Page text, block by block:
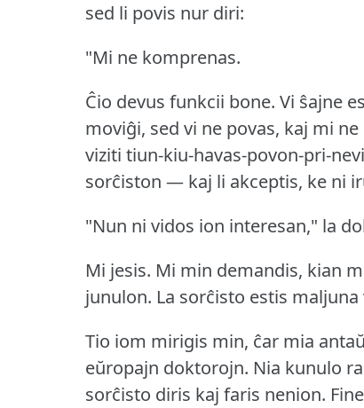
sed li povis nur diri:
"Mi ne komprenas.
Ĉio devus funkcii bone. Vi ŝajne
moviĝi, sed vi ne povas, kaj mi
viziti tiun-kiu-havas-povon-pri-
sorĉiston — kaj li akceptis, ke ni
"Nun ni vidos ion interesan," la
Mi jesis. Mi min demandis, kian
junulon. La sorĉisto estis
Tio iom mirigis min, ĉar mia
eŭropajn doktorojn. Nia kunulo
sorĉisto diris kaj faris nenion.